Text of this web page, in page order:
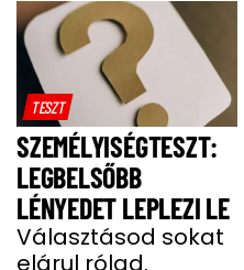
TESZT
SZEMÉLYISÉGTESZT:
LEGBELSŐBB
LÉNYEDET LEPLEZI LE
Választásod sokat
elárul rólad.